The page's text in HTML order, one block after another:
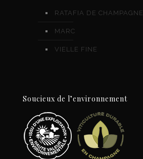
RATAFIA DE CHAMPAGNE
MARC
VIELLE FINE
Soucieux de l’environnement